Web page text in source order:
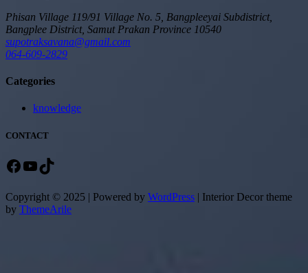
Phisan Village 119/91 Village No. 5, Bangpleeyai Subdistrict,
Bangplee District, Samut Prakan Province 10540
supotraksavana@gmail.com
064-609-2829
Categories
knowledge
CONTACT
Facebook
YouTube
TikTok
Copyright © 2025 | Powered by WordPress | Interior Decor theme
by ThemeArile